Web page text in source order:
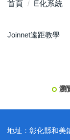
首頁 E化系統
Joinnet遠距教學
地址：彰化縣和美